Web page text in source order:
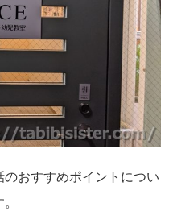
おすすめポイントについ